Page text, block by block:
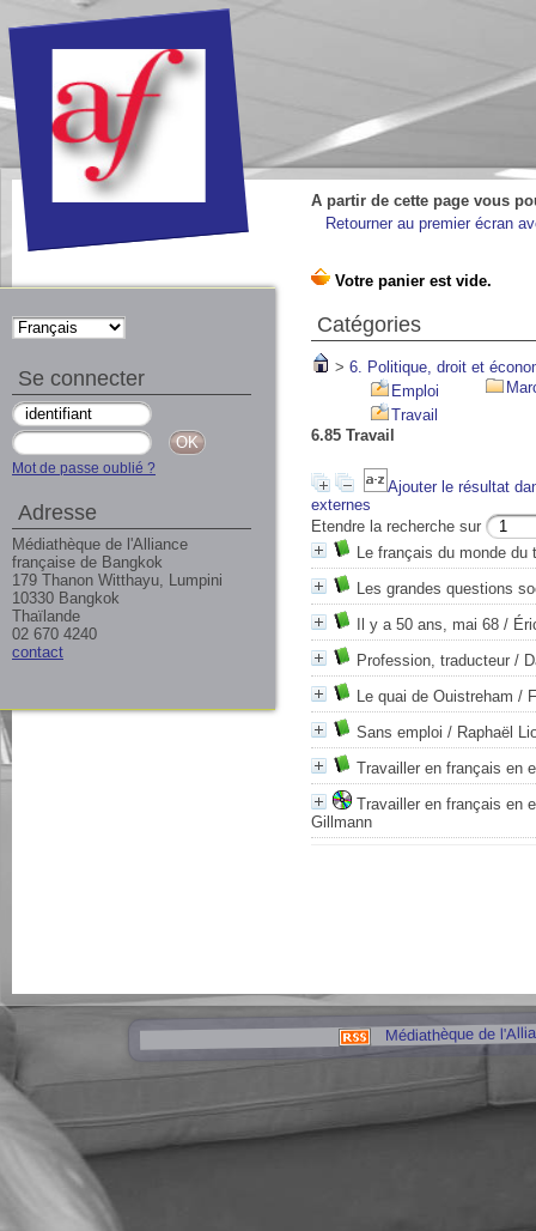
A partir de cette page vous
Retourner au premier écran
Catégories
> 6. Politique, droit et
Emploi
Travail
6.85 Travail
Ajouter le résultat
externes
Etendre la recherche sur
Le français du monde du
Les grandes questions
Il y a 50 ans, mai 68 /
Profession, traducteur /
Le quai de Ouistreham /
Sans emploi / Raphaël
Travailler en français en
Travailler en français en
Gillmann
Médiathèque de
Se connecter
Mot de passe oublié ?
Adresse
Médiathèque de l'Alliance
française de Bangkok
179 Thanon Witthayu, Lumpini
10330 Bangkok
Thaïlande
02 670 4240
contact